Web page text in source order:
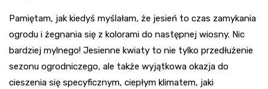
Pamiętam, jak kiedyś myślałam, że jesień to czas zamykania
ogrodu i żegnania się z kolorami do następnej wiosny. Nic
bardziej mylnego! Jesienne kwiaty to nie tylko przedłużenie
sezonu ogrodniczego, ale także wyjątkowa okazja do
cieszenia się specyficznym, ciepłym klimatem, jaki